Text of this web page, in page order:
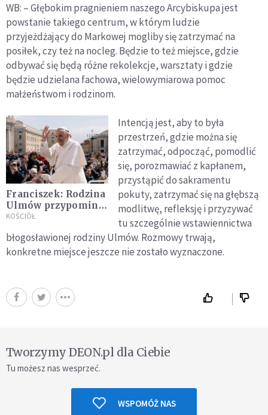
WB: – Głębokim pragnieniem naszego Arcybiskupa jest
powstanie takiego centrum, w którym ludzie
przyjeżdżający do Markowej mogliby się zatrzymać na
posiłek, czy też na nocleg. Będzie to też miejsce, gdzie
odbywać się będą różne rekolekcje, warsztaty i gdzie
będzie udzielana fachowa, wielowymiarowa pomoc
małżeństwom i rodzinom.
Franciszek: Rodzina
Ulmów przypomina,
że uświęcenie jest
podejmować razem
KOŚCIÓŁ
Intencją jest, aby to była
przestrzeń, gdzie można się
zatrzymać, odpocząć, pomodlić
się, porozmawiać z kapłanem,
przystąpić do sakramentu
pokuty, zatrzymać się na głębszą
modlitwę, refleksję i przyzywać
tu szczególnie wstawiennictwa
błogosławionej rodziny Ulmów. Rozmowy trwają,
konkretne miejsce jeszcze nie zostało wyznaczone.
Tworzymy DEON.pl dla Ciebie
Tu możesz nas wesprzeć.
WSPOMÓŻ NAS